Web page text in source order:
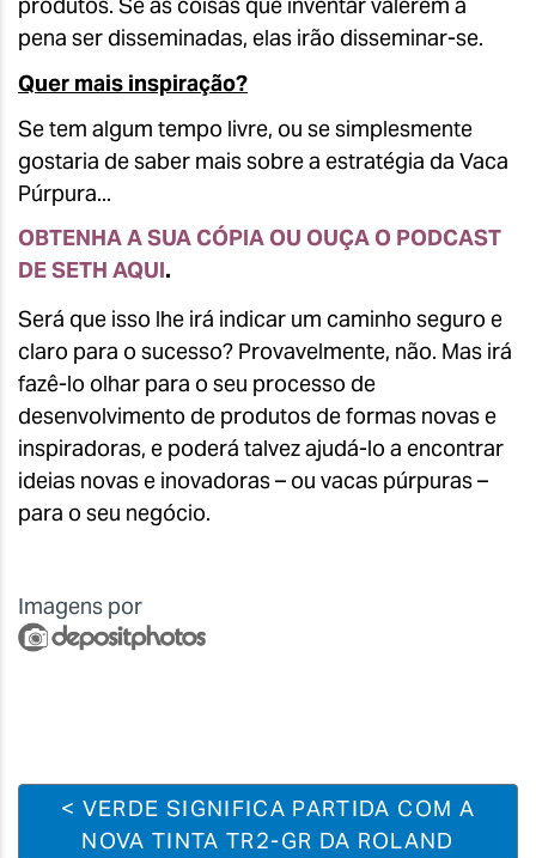
produtos. Se as coisas que inventar valerem a
pena ser disseminadas, elas irão disseminar-se.
Quer mais inspiração?
Se tem algum tempo livre, ou se simplesmente
gostaria de saber mais sobre a estratégia da Vaca
Púrpura...
OBTENHA A SUA CÓPIA OU OUÇA O PODCAST
DE SETH AQUI.
Será que isso lhe irá indicar um caminho seguro e
claro para o sucesso? Provavelmente, não. Mas irá
fazê-lo olhar para o seu processo de
desenvolvimento de produtos de formas novas e
inspiradoras, e poderá talvez ajudá-lo a encontrar
ideias novas e inovadoras – ou vacas púrpuras –
para o seu negócio.
Imagens por
< VERDE SIGNIFICA PARTIDA COM A
NOVA TINTA TR2-GR DA ROLAND